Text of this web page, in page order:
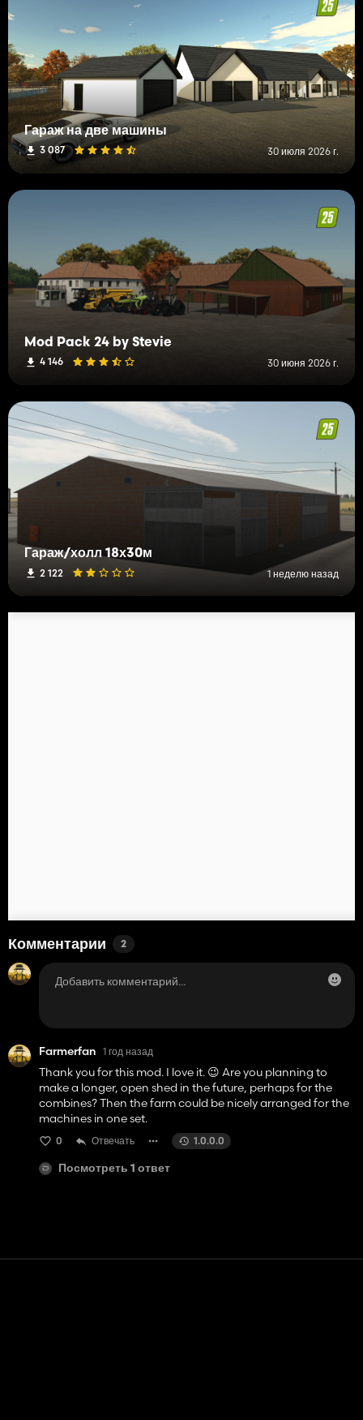
Гараж на две машины
3 087 30 июля 2026 г.
Mod Pack 24 by Stevie
4 146 30 июня 2026 г.
Гараж/холл 18х30м
2 122 1 неделю назад
Комментарии 2
Farmerfan 1 год назад
Thank you for this mod. I love it. 😉 Are you planning to
make a longer, open shed in the future, perhaps for the
combines? Then the farm could be nicely arranged for the
machines in one set.
0 Отвечать 1.0.0.0
Посмотреть 1 ответ